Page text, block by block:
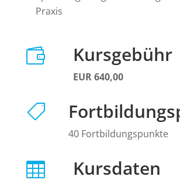
Praxis
 Kursgebühr
EUR 640,00

40 Fortbildungspunkte
 Kursdaten